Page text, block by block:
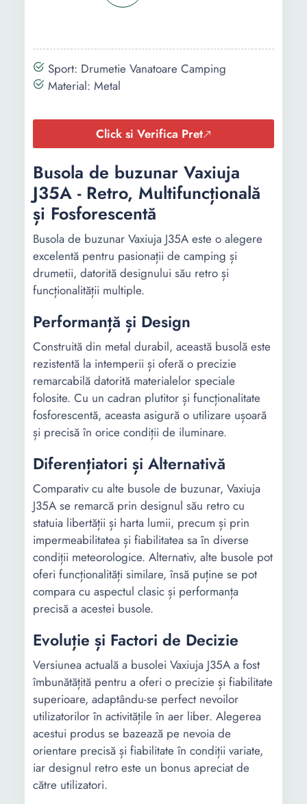
Sport: Drumetie Vanatoare Camping
Material: Metal
Click si Verifica Pret
Busola de buzunar Vaxiuja
J35A - Retro, Multifuncțională
și Fosforescentă
Busola de buzunar Vaxiuja J35A este o alegere
excelentă pentru pasionații de camping și
drumetii, datorită designului său retro și
funcționalității multiple.
Performanță și Design
Construită din metal durabil, această busolă este
rezistentă la intemperii și oferă o precizie
remarcabilă datorită materialelor speciale
folosite. Cu un cadran plutitor și funcționalitate
fosforescentă, aceasta asigură o utilizare ușoară
și precisă în orice condiții de iluminare.
Diferențiatori și Alternativă
Comparativ cu alte busole de buzunar, Vaxiuja
J35A se remarcă prin designul său retro cu
statuia libertății și harta lumii, precum și prin
impermeabilitatea și fiabilitatea sa în diverse
condiții meteorologice. Alternativ, alte busole pot
oferi funcționalități similare, însă puține se pot
compara cu aspectul clasic și performanța
precisă a acestei busole.
Evoluție și Factori de Decizie
Versiunea actuală a busolei Vaxiuja J35A a fost
îmbunătățită pentru a oferi o precizie și fiabilitate
superioare, adaptându-se perfect nevoilor
utilizatorilor în activitățile în aer liber. Alegerea
acestui produs se bazează pe nevoia de
orientare precisă și fiabilitate în condiții variate,
iar designul retro este un bonus apreciat de
către utilizatori.